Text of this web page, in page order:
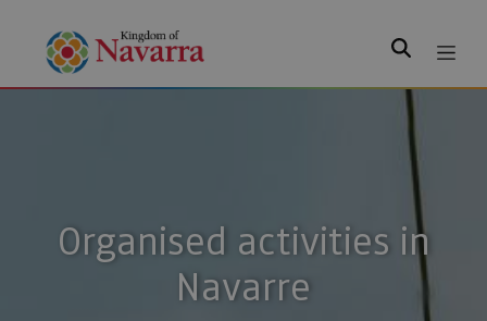
Search
Organised activities in
Navarre